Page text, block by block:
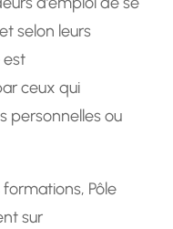
selon leurs
est
ceux qui
personnelles ou
Pôle
sur